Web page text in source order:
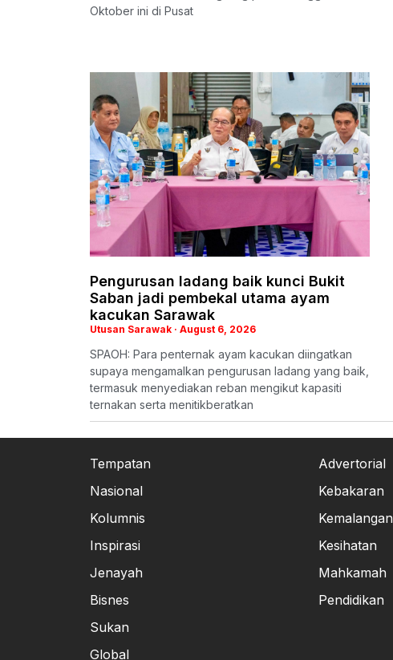
Oktober ini di Pusat
Pengurusan ladang baik kunci Bukit
Saban jadi pembekal utama ayam
kacukan Sarawak
Utusan Sarawak August 6, 2026
SPAOH: Para penternak ayam kacukan diingatkan
supaya mengamalkan pengurusan ladang yang baik,
termasuk menyediakan reban mengikut kapasiti
ternakan serta menitikberatkan
Tempatan
Nasional
Kolumnis
Inspirasi
Jenayah
Bisnes
Sukan
Global
Advertorial
Kebakaran
Kemalangan
Kesihatan
Mahkamah
Pendidikan